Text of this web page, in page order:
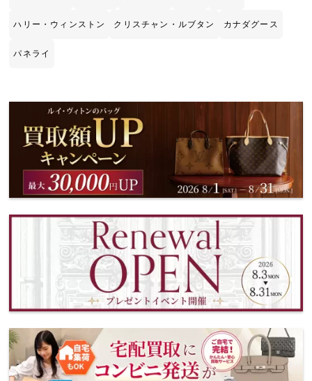
ハリー・ウィンストン クリスチャン・ルブタン カナダグース
パネライ